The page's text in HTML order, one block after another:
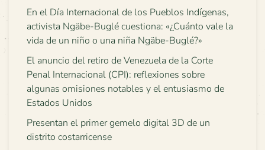
En el Día Internacional de los Pueblos Indígenas,
activista Ngäbe-Buglé cuestiona: «¿Cuánto vale la
vida de un niño o una niña Ngäbe-Buglé?»
El anuncio del retiro de Venezuela de la Corte
Penal Internacional (CPI): reflexiones sobre
algunas omisiones notables y el entusiasmo de
Estados Unidos
Presentan el primer gemelo digital 3D de un
distrito costarricense